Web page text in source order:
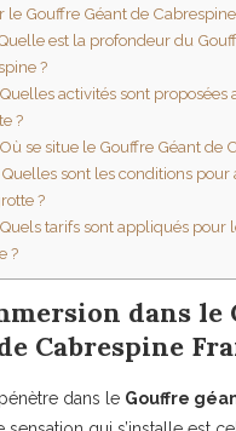
le Gouffre Géant de
est la profondeur du
?
activités sont proposées
?
se situe le Gouffre Géant de
sont les conditions pour
?
tarifs sont appliqués pour
?
dans le
Cabrespine
dans le Gouffre